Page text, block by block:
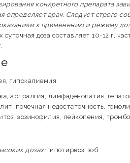
конкретного препарата
врач. Следует строго
к применению и режиму
доза составляет 10-12 г,
гипокалиемия.
артралгия, лимфаденопатия,
почечная недостаточность,
эозинофилия, лейкопения,
дозах:гипотиреоз, зоб.